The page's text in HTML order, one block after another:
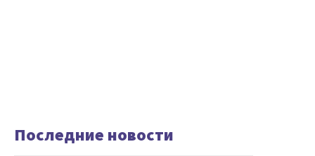
Последние новости